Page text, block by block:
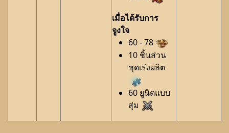
เมื่อได้รับการ
จูงใจ
60 - 78
10 ชิ้นส่วน
ชุดเร่งผลิต
60 ยูนิตแบบ
สุ่ม